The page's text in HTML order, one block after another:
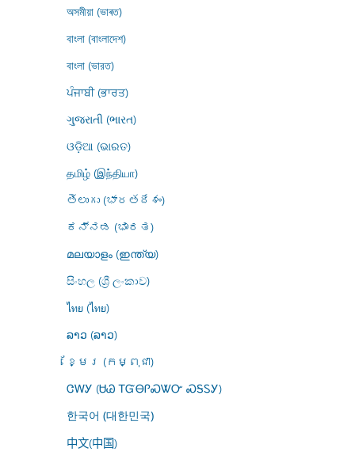
অসমীয়া (ভাৰত)
বাংলা (বাংলাদেশ)
বাংলা (ভারত)
ਪੰਜਾਬੀ (ਭਾਰਤ)
ગુજરાતી (ભારત)
ଓଡ଼ିଆ (ଭାରତ)
தமிழ் (இந்தியா)
తెలుగు (భారతదేశం)
ಕನ್ನಡ (ಭಾರತ)
മലയാളം (ഇന്ത്യ)
සිංහල (ශ්‍රී ලංකාව)
ไทย (ไทย)
ລາວ (ລາວ)
ខ្មែរ (កម្ពុជា)
ᏣᎳᎩ (ᏌᏊ ᎢᏳᎾᎵᏍᏔᏅ ᏍᎦᏚᎩ)
한국어 (대한민국)
中文(中国)